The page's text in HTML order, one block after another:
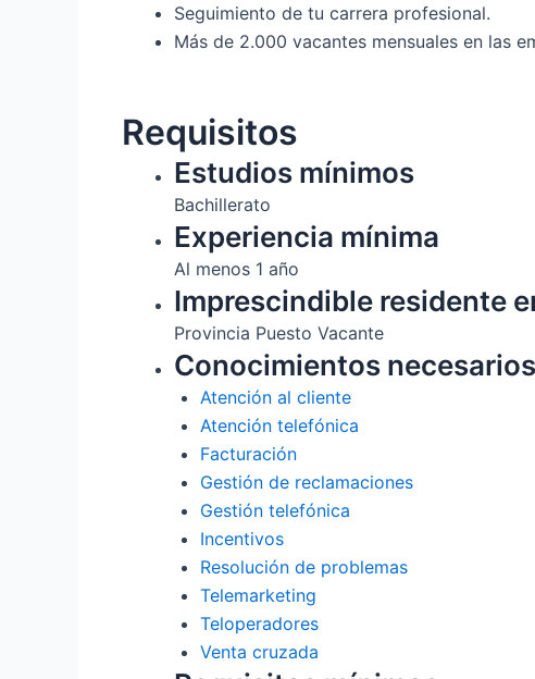
Seguimiento de tu carrera profesional.
Más de 2.000 vacantes mensuales en las
Requisitos
Estudios mínimos
Bachillerato
Experiencia mínima
Al menos 1 año
Imprescindible residente
Provincia Puesto Vacante
Conocimientos necesarios
Atención al cliente
Atención telefónica
Facturación
Gestión de reclamaciones
Gestión telefónica
Incentivos
Resolución de problemas
Telemarketing
Teloperadores
Venta cruzada